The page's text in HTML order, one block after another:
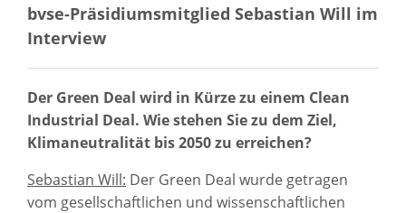
bvse-Präsidiumsmitglied Sebastian Will im
Interview
Der Green Deal wird in Kürze zu einem Clean
Industrial Deal. Wie stehen Sie zu dem Ziel,
Klimaneutralität bis 2050 zu erreichen?
Sebastian Will: Der Green Deal wurde getragen
vom gesellschaftlichen und wissenschaftlichen